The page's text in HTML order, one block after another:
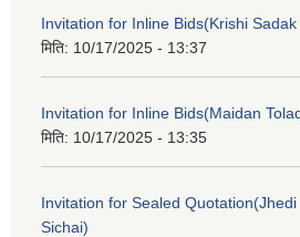
Invitation for Inline Bids(Krishi
मिति: 10/17/2025 - 13:37
Invitation for Inline Bids(Maidan
मिति: 10/17/2025 - 13:35
Invitation for Sealed
Sichai)